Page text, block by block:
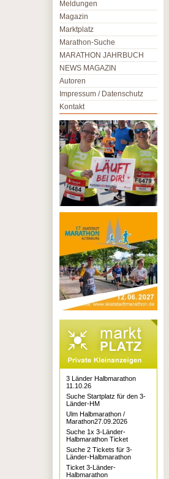
Meldungen
Magazin
Marktplatz
Marathon-Suche
MARATHON JAHRBUCH
NEWS MAGAZIN
Autoren
Impressum / Datenschutz
Kontakt
3 Länder Halbmarathon
11.10.26
Suche Startplatz für den 3-
Länder-HM
Ulm Halbmarathon /
Marathon27.09.2026
Suche 1x 3-Länder-
Halbmarathon Ticket
Suche 2 Tickets für 3-
Länder-Halbmarathon
Ticket 3-Länder-
Halbmarathon